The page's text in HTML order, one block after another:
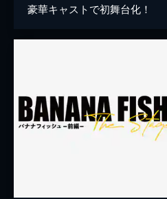
豪華キャストで初舞台化！